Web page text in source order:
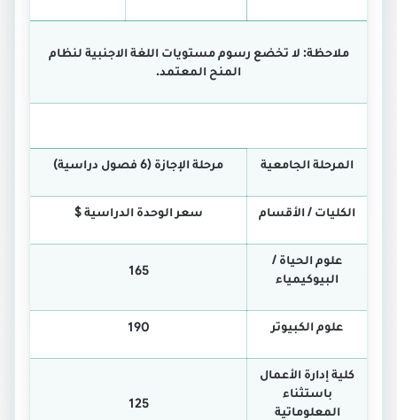
ملاحظة: لا تخضع رسوم مستويات اللغة الاجنبية لنظام
المنح المعتمد.
المرحلة الجامعية مرحلة الإجازة (6 فصول دراسية)
الكليات / الأقسام سعر الوحدة الدراسية $
علوم الحياة /
البيوكيمياء
165
علوم الكبيوتر 190
كلية إدارة الأعمال
باستثناء
المعلوماتية
125